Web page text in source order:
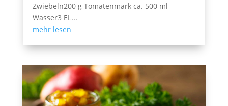
Zwiebeln200 g Tomatenmark ca. 500 ml
Wasser3 EL...
mehr lesen